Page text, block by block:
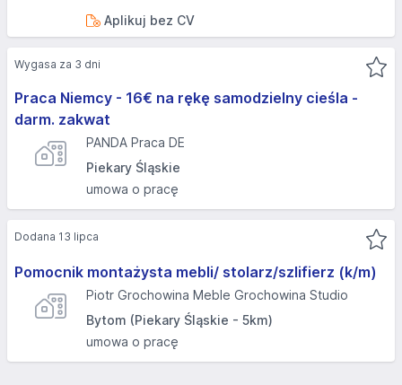
Aplikuj bez CV
Praca Niemcy - 16€ na rękę samodzielny cieśla -
darm. zakwat
PANDA Praca DE
Piekary Śląskie
umowa o pracę
Wygasa za 3 dni
Pomocnik montażysta mebli/ stolarz/szlifierz (k/m)
Piotr Grochowina Meble Grochowina Studio
Bytom (Piekary Śląskie - 5km)
umowa o pracę
Dodana 13 lipca